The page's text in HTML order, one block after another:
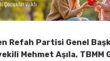
Refah Partisi Genel
Mehmet Aşıla, TBMM